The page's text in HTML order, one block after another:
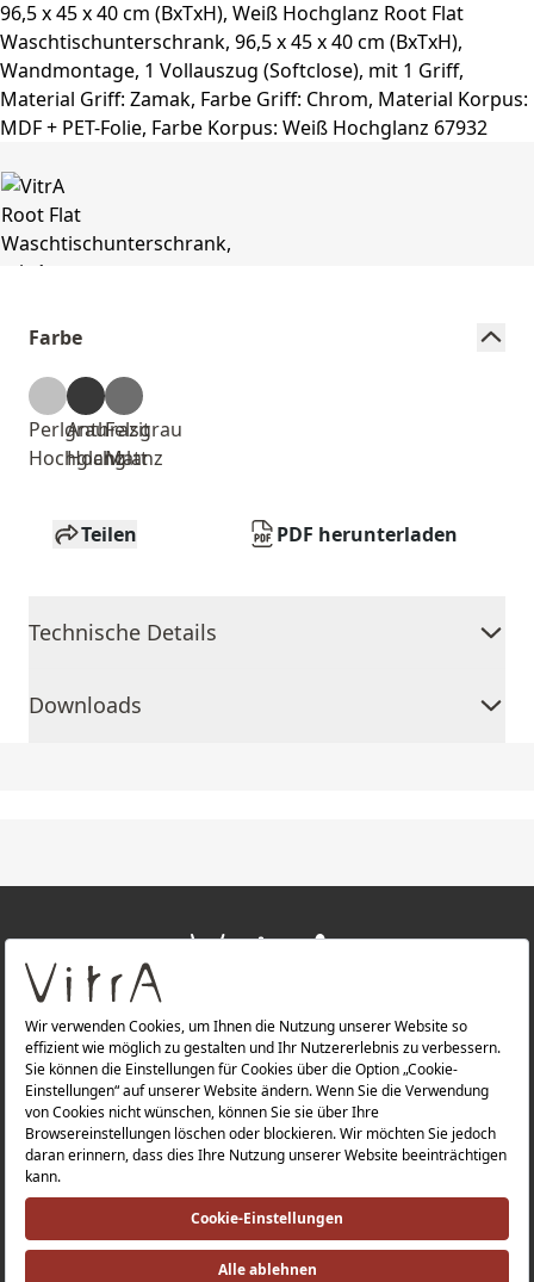
Farbe
Perlgrau
Hochglanz
Anthrazit
Hochglanz
Felsgrau
Matt
Teilen PDF herunterladen
Technische Details
Downloads
ÜBER UNS
PRODUKTE